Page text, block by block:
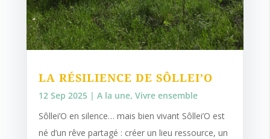
LA RÉSILIENCE DE SÔLLEI’O
12 Sep 2025| A la une, Vivre ensemble
Sôllei’O en silence… mais bien vivant Sôllei’O est
né d’un rêve partagé : créer un lieu ressource, un